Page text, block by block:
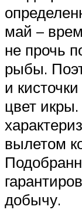
май –
не прочь
рыбы.
и
цвет
вылетом
добычу.